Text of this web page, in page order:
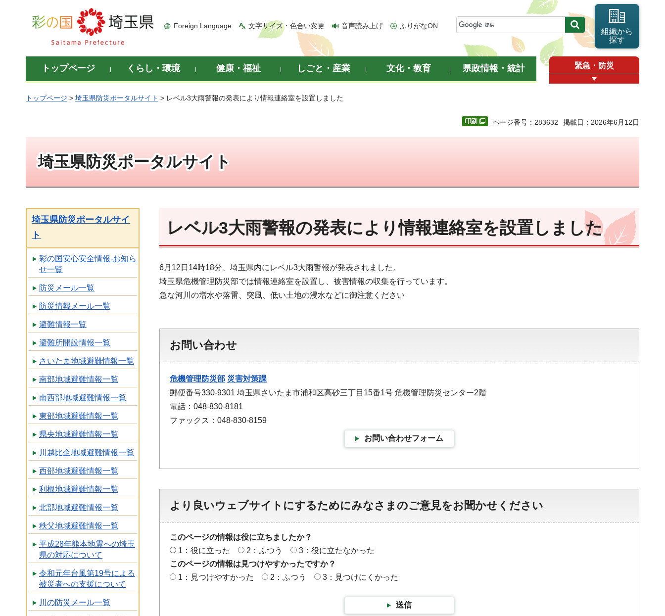
彩の国 埼玉県
Foreign Language 文字サイズ・色合い変更 音声読み上げ ふりがなON
組織から
探す
トップページ くらし・環境 健康・福祉 しごと・産業 文化・教育 県政情報・統計 緊急・防災
トップページ > 埼玉県防災ポータルサイト > レベル3大雨警報の発表により情報連絡室を設置しました
ページ番号：283632 掲載日：2026年6月12日
埼玉県防災ポータルサイト
埼玉県防災ポータルサイ
ト
彩の国安心安全情報-お知ら
せ一覧
防災メール一覧
防災情報メール一覧
避難情報一覧
避難所開設情報一覧
さいたま地域避難情報一覧
南部地域避難情報一覧
南西部地域避難情報一覧
東部地域避難情報一覧
県央地域避難情報一覧
川越比企地域避難情報一覧
西部地域避難情報一覧
利根地域避難情報一覧
北部地域避難情報一覧
秩父地域避難情報一覧
平成28年熊本地震への埼玉
県の対応について
令和元年台風第19号による
被災者への支援について
川の防災メール一覧
レベル3大雨警報の発表により情報連絡室を設置しました
6月12日14時18分、埼玉県内にレベル3大雨警報が発表されました。
埼玉県危機管理防災部では情報連絡室を設置し、被害情報の収集を行っています。
急な河川の増水や落雷、突風、低い土地の浸水などに御注意ください
お問い合わせ
危機管理防災部 災害対策課
郵便番号330-9301 埼玉県さいたま市浦和区高砂三丁目15番1号 危機管理防災センター2階
電話：048-830-8181
ファックス：048-830-8159
お問い合わせフォーム
より良いウェブサイトにするためにみなさまのご意見をお聞かせください
このページの情報は役に立ちましたか？
1：役に立った
2：ふつう
3：役に立たなかった
このページの情報は見つけやすかったですか？
1：見つけやすかった
2：ふつう 3：見つけにくかった
送信